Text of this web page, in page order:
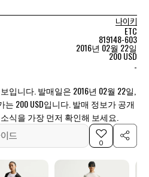
나이키
ETC
819148-603
2016년 02월 22일
200 USD
-
입니다. 발매일은 2016년 02월 22일,
는 200 USD입니다. 발매 정보가 공개
식을 가장 먼저 확인해 보세요.
드
0